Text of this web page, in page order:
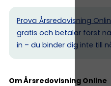
Prova Årsredovisning
gratis och betalar först
in – du binder dig inte till
Om Årsredovisning Online